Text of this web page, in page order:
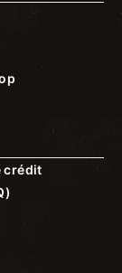
crédit